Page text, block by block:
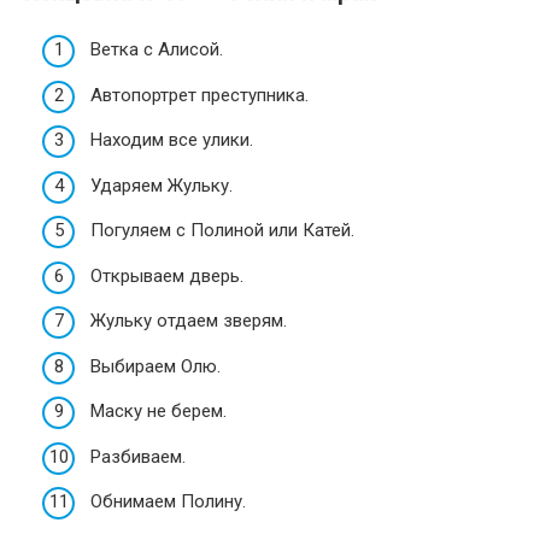
Ветка с Алисой.
Автопортрет преступника.
Находим все улики.
Ударяем Жульку.
Погуляем с Полиной или Катей.
Открываем дверь.
Жульку отдаем зверям.
Выбираем Олю.
Маску не берем.
Разбиваем.
Обнимаем Полину.